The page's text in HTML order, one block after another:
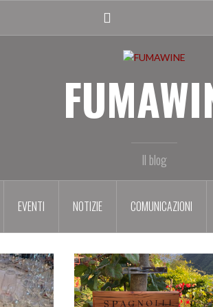
profile
Il blog
EVENTI NOTIZIE COMUNICAZIONI